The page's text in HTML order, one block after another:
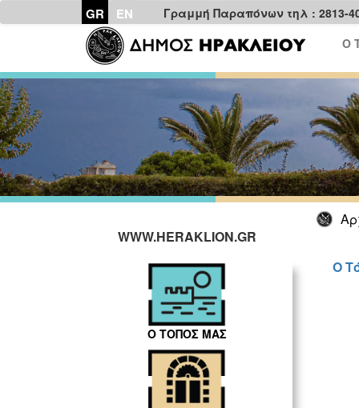
GR EN
Γραμμή Παραπόνων τηλ : 2813-
Ο
WWW.HERAKLION.GR
Ο ΤΟΠΟΣ ΜΑΣ
Ο